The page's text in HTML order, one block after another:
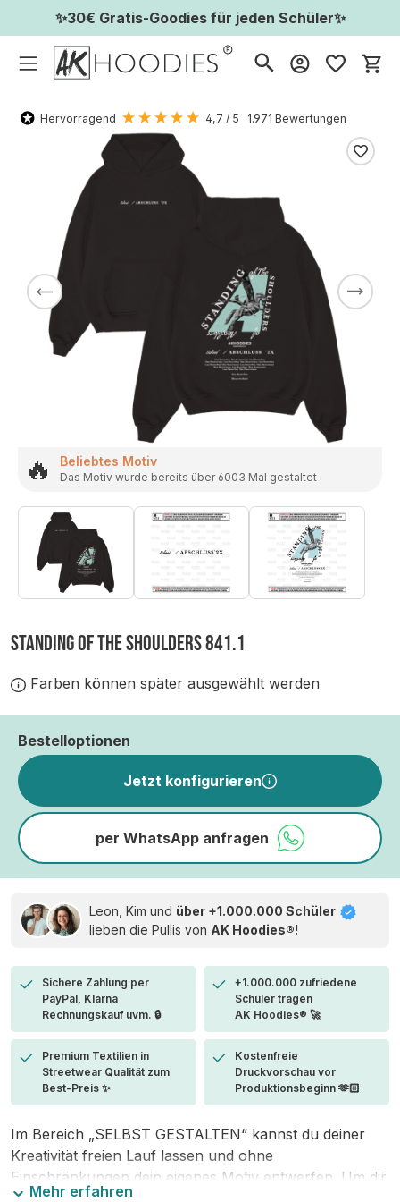
✨30€ Gratis-Goodies für jeden Schüler✨
Hervorragend 4,7 / 5 1.971 Bewertungen
🔥 Beliebtes Motiv
Das Motiv wurde bereits über 6003 Mal gestaltet
STANDING OF THE SHOULDERS 841.1
Farben können später ausgewählt werden
Bestelloptionen
Jetzt konfigurieren
per WhatsApp anfragen
Leon, Kim und über +1.000.000 Schüler
lieben die Pullis von AK Hoodies®!
Sichere Zahlung per
PayPal, Klarna
Rechnungskauf uvm. 🔒
+1.000.000 zufriedene
Schüler tragen
AK Hoodies® 🚀
Premium Textilien in
Streetwear Qualität zum
Best-Preis ✨
Kostenfreie
Druckvorschau vor
Produktionsbeginn 🫶🏻
Im Bereich „SELBST GESTALTEN“ kannst du deiner
Kreativität freien Lauf lassen und ohne
Einschränkungen dein eigenes Motiv entwerfen. Um dir
Mehr erfahren